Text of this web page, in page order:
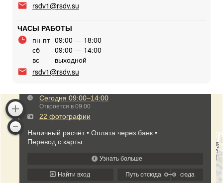
rsdv1@rsdv.su
ЧАСЫ РАБОТЫ
пн-пт 09:00 — 18:00
сб
09:00 — 14:00
вс
выходной
rsdv1@rsdv.su